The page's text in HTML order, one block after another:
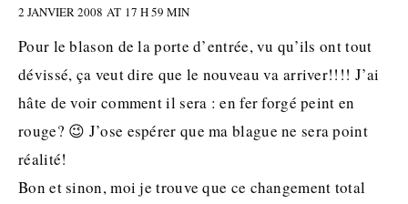
2 JANVIER 2008 AT 17 H 59 MIN
Pour le blason de la porte d’entrée, vu qu’ils ont tout
dévissé, ça veut dire que le nouveau va arriver!!!! J’ai
hâte de voir comment il sera : en fer forgé peint en
rouge? 😉 J’ose espérer que ma blague ne sera point
réalité!
Bon et sinon, moi je trouve que ce changement total